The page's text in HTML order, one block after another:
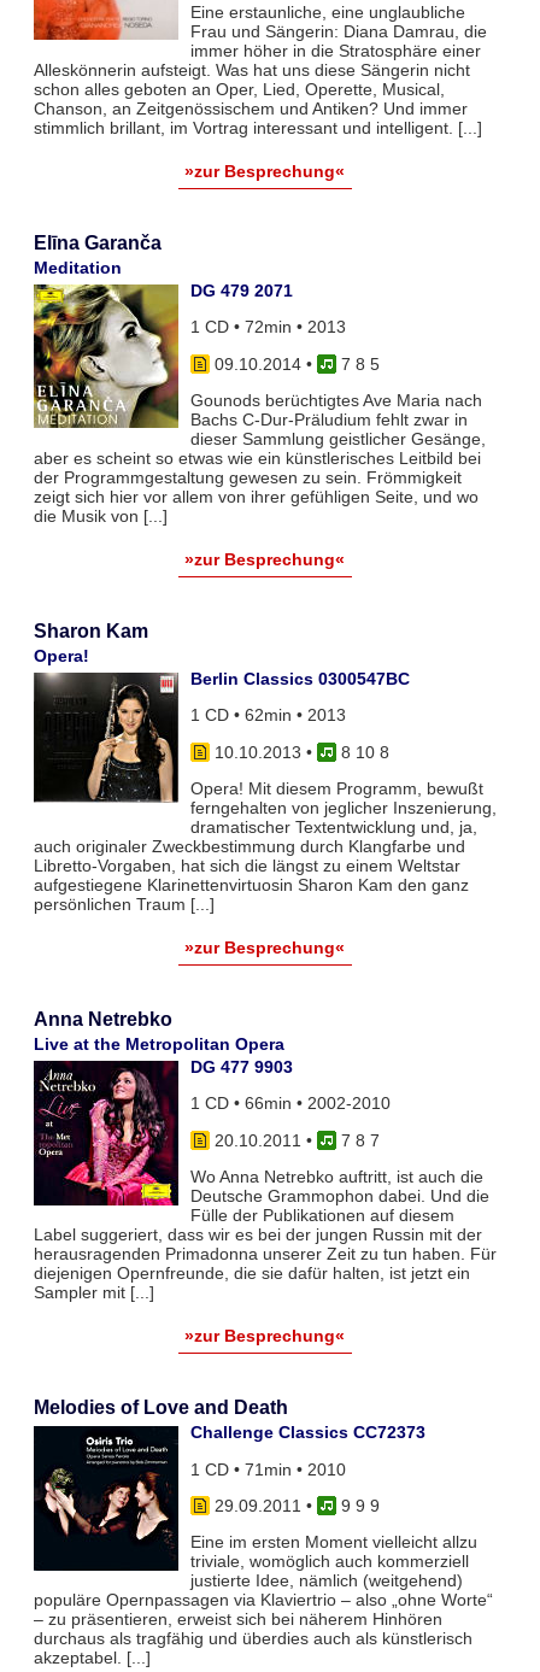
Eine erstaunliche, eine unglaubliche
Frau und Sängerin: Diana Damrau, die
immer höher in die Stratosphäre einer
Alleskönnerin aufsteigt. Was hat uns diese Sängerin nicht
schon alles geboten an Oper, Lied, Operette, Musical,
Chanson, an Zeitgenössischem und Antiken? Und immer
stimmlich brillant, im Vortrag interessant und intelligent. [...]
»zur Besprechung«
Elīna Garanča
Meditation
DG 479 2071
1 CD • 72min • 2013
09.10.2014•
7 8 5
Gounods berüchtigtes Ave Maria nach
Bachs C-Dur-Präludium fehlt zwar in
dieser Sammlung geistlicher Gesänge,
aber es scheint so etwas wie ein künstlerisches Leitbild bei
der Programmgestaltung gewesen zu sein. Frömmigkeit
zeigt sich hier vor allem von ihrer gefühligen Seite, und wo
die Musik von [...]
»zur Besprechung«
Sharon Kam
Opera!
Berlin Classics 0300547BC
1 CD • 62min • 2013
10.10.2013 •
8 10 8
Opera! Mit diesem Programm, bewußt
ferngehalten von jeglicher Inszenierung,
dramatischer Textentwicklung und, ja,
auch originaler Zweckbestimmung durch Klangfarbe und
Libretto-Vorgaben, hat sich die längst zu einem Weltstar
aufgestiegene Klarinettenvirtuosin Sharon Kam den ganz
persönlichen Traum [...]
»zur Besprechung«
Anna Netrebko
Live at the Metropolitan Opera
DG 477 9903
1 CD • 66min • 2002-2010
20.10.2011 •
7 8 7
Wo Anna Netrebko auftritt, ist auch die
Deutsche Grammophon dabei. Und die
Fülle der Publikationen auf diesem
Label suggeriert, dass wir es bei der jungen Russin mit der
herausragenden Primadonna unserer Zeit zu tun haben. Für
diejenigen Opernfreunde, die sie dafür halten, ist jetzt ein
Sampler mit [...]
»zur Besprechung«
Melodies of Love and Death
Challenge Classics CC72373
1 CD • 71min • 2010
29.09.2011 •
9 9 9
Eine im ersten Moment vielleicht allzu
triviale, womöglich auch kommerziell
justierte Idee, nämlich (weitgehend)
populäre Opernpassagen via Klaviertrio – also „ohne Worte“
– zu präsentieren, erweist sich bei näherem Hinhören
durchaus als tragfähig und überdies auch als künstlerisch
akzeptabel. [...]